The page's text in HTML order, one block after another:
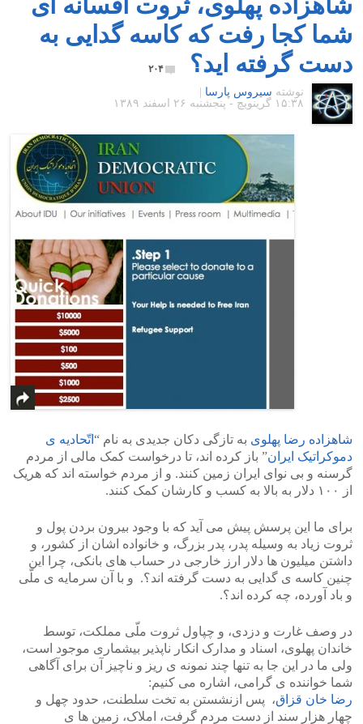
شما کجا رفت که کاسه گدایی به
دست گرفته اید؟
۲۰۴
نوشته سیروس پارسا
۱۵:۳۸ گرينويچ - پنجشنبه ۲۶ اسفند ۱۳۸۹
شاهزاده رضا پهلوی به تازگی دکان جدیدی به نام “اتّحادیه ی
دموکراتیک ایران” باز کرده اند، تا درخواست کمک مالی از مردم
گرسنه و بی نوای ایران زمین کنند. و از مردم خواسته اند که هریک
از ۱۰۰ دلار به بالا به کسب و کارشان کمک کنند.
برای ما این پرسش پیش می آید که با وجود بیرون بردن پول و
ثروت زیاد به وسیله پدر، پدر بزرگ، و خانواده اشان از کشور، و
داشتن میلیون ها دلار ارز خارجی در حساب های بانکی، چرا این
چنین کاسه ی گدایی به دست گرفته اند؟. و با آن سرمایه ی ملّی
و باد آورده، چه کرده اند؟.
در وصف غارت و دزدی، و چپاول ثروت ملّی مملکت، توسط
خاندان پهلوی، اسناد و مدارک انکار ناپذیر بیشماری موجود است،
ولی ما در این جا به تنها چند نمونه ی ریز و ناچیز آن برای آگاهی
شما خواننده ی گرامی، اشاره می کنیم:
رضا خان قزاق، پس ازنشستن به تخت سلطنت، حدود چهل و
چهار هزار سند از دست مردم گرفت، املاک، زمین ها ی